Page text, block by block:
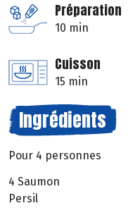
Préparation
10 min
Cuisson
15 min
Ingrédients
Pour 4 personnes
4 Saumon
Persil